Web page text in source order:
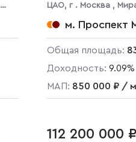
ЦАО, г . Москва ,
м. Проспект
Общая площадь:
Доходность: 9.09%
МАП: 850 000 ₽ /
112 200 000